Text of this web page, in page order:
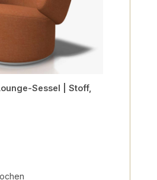
Sessel | Stoff,